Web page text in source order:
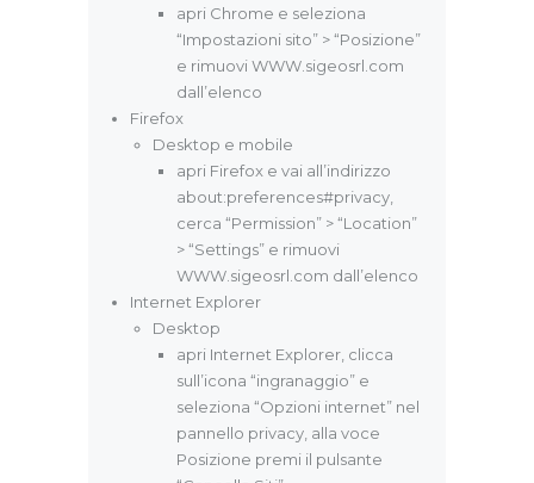
apri Chrome e seleziona
“Impostazioni sito” > “Posizione”
e rimuovi WWW.sigeosrl.com
dall’elenco
Firefox
Desktop e mobile
apri Firefox e vai all’indirizzo
about:preferences#privacy,
cerca “Permission” > “Location”
> “Settings” e rimuovi
WWW.sigeosrl.com dall’elenco
Internet Explorer
Desktop
apri Internet Explorer, clicca
sull’icona “ingranaggio” e
seleziona “Opzioni internet” nel
pannello privacy, alla voce
Posizione premi il pulsante